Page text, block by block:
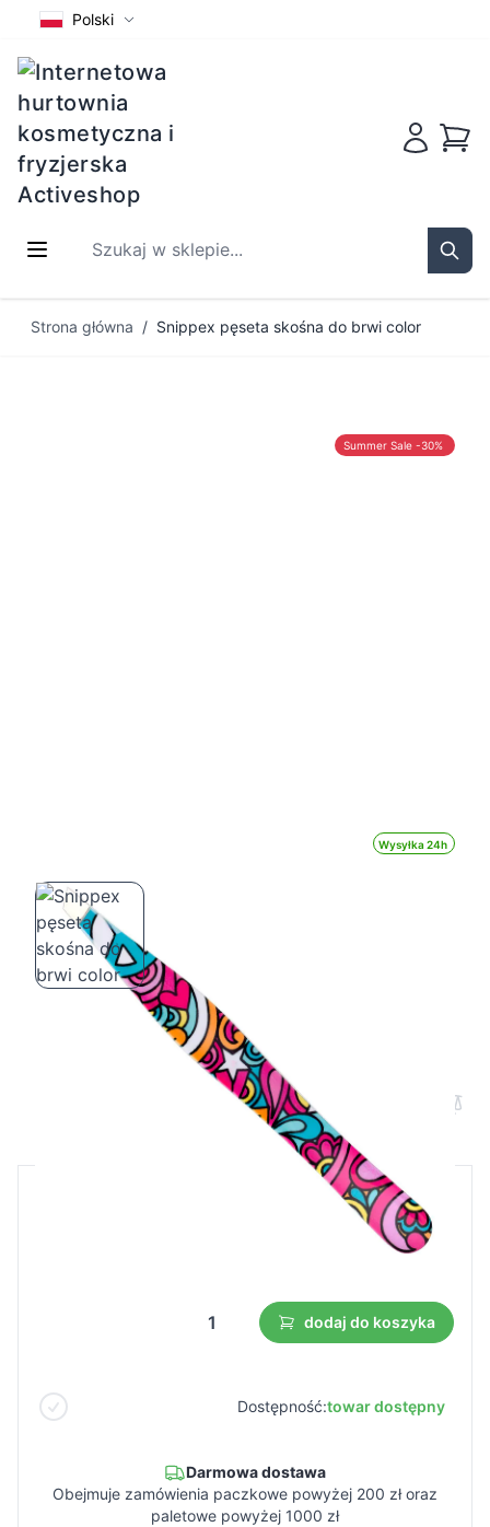
Polski
Szukaj w sklepie...
Strona główna / Snippex pęseta skośna do brwi color
Wysyłka 24h
Summer Sale -30%
Snippex pęseta skośna do brwi color
Cena detaliczna
1,75 €
1,23 €
Najniższa cena z 30 dni przed obniżką:
dodaj do koszyka
Dostępność:towar dostępny
Darmowa dostawa
Obejmuje zamówienia paczkowe powyżej 200 zł oraz
paletowe powyżej 1000 zł